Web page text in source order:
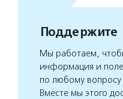
Поддержите
Мы работаем,
информация и
по любому вопросу
Вместе мы этого